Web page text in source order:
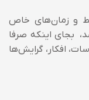
و زمان‌های خاص
بجای اینکه صرفا
افکار، گرایش‌ها